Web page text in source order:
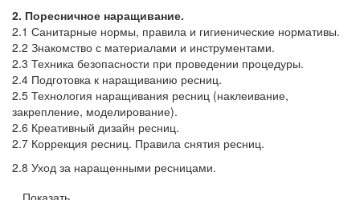
2. Поресничное наращивание.
2.1 Санитарные нормы, правила и гигиенические нормативы.
2.2 Знакомство с материалами и инструментами.
2.3 Техника безопасности при проведении процедуры.
2.4 Подготовка к наращиванию ресниц.
2.5 Технология наращивания ресниц (наклеивание,
закрепление, моделирование).
2.6 Креативный дизайн ресниц.
2.7 Коррекция ресниц. Правила снятия ресниц.
2.8 Уход за наращенными ресницами.
Показать